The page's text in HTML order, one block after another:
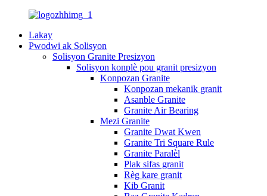
Lakay
Pwodwi ak Solisyon
Solisyon Granite Presizyon
Solisyon konplè pou granit presizyon
Konpozan Granite
Konpozan mekanik granit
Asanble Granite
Granite Air Bearing
Mezi Granite
Granite Dwat Kwen
Granite Tri Square Rule
Granite Paralèl
Plak sifas granit
Règ kare granit
Kib Granit